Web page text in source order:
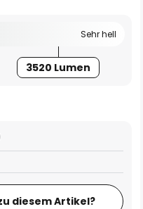
Sehr hell
3520 Lumen
diesem Artikel?